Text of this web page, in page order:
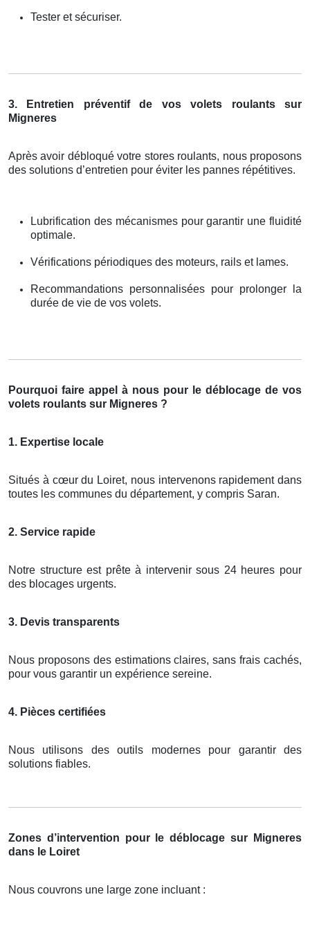
Tester et sécuriser.
3. Entretien préventif de vos volets roulants sur
Migneres
Après avoir débloqué votre stores roulants, nous proposons
des solutions d’entretien pour éviter les pannes répétitives.
Lubrification des mécanismes pour garantir une fluidité
optimale.
Vérifications périodiques des moteurs, rails et lames.
Recommandations personnalisées pour prolonger la
durée de vie de vos volets.
Pourquoi faire appel à nous pour le déblocage de vos
volets roulants sur Migneres ?
1. Expertise locale
Situés à cœur du Loiret, nous intervenons rapidement dans
toutes les communes du département, y compris Saran.
2. Service rapide
Notre structure est prête à intervenir sous 24 heures pour
des blocages urgents.
3. Devis transparents
Nous proposons des estimations claires, sans frais cachés,
pour vous garantir un expérience sereine.
4. Pièces certifiées
Nous utilisons des outils modernes pour garantir des
solutions fiables.
Zones d’intervention pour le déblocage sur Migneres
dans le Loiret
Nous couvrons une large zone incluant :